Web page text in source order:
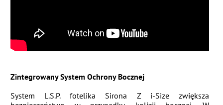
Zintegrowany System Ochrony Bocznej
System L.S.P. fotelika Sirona Z i-Size zwiększa